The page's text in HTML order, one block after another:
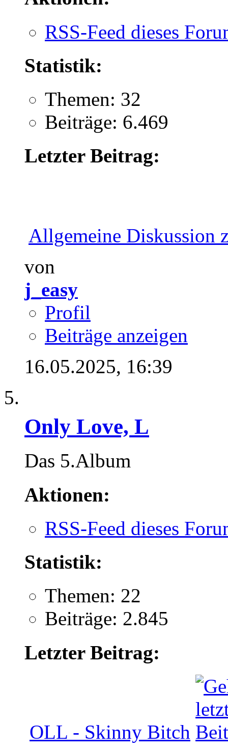
RSS-Feed dieses
Statistik:
Themen: 32
Beiträge: 6.469
Letzter Beitrag:
Allgemeine Diskussion
von
j_easy
Profil
Beiträge anzeigen
16.05.2025, 16:39
Only Love, L
Das 5.Album
Aktionen:
RSS-Feed dieses
Statistik:
Themen: 22
Beiträge: 2.845
Letzter Beitrag:
OLL - Skinny Bitch